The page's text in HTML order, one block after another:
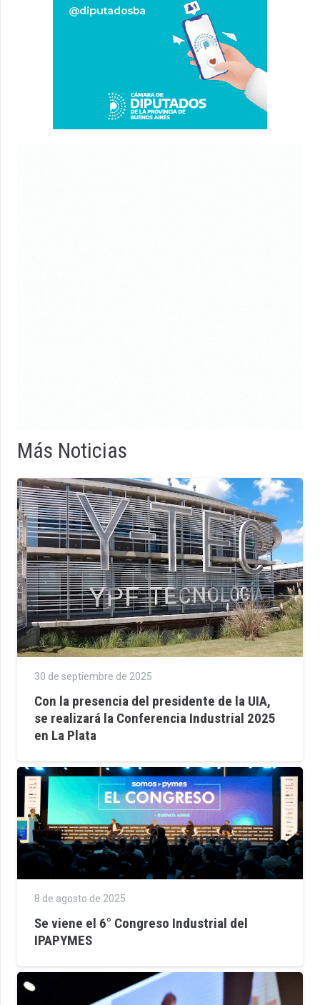
Más Noticias
30 de septiembre de 2025
Con la presencia del presidente de la UIA,
se realizará la Conferencia Industrial 2025
en La Plata
8 de agosto de 2025
Se viene el 6° Congreso Industrial del
IPAPYMES